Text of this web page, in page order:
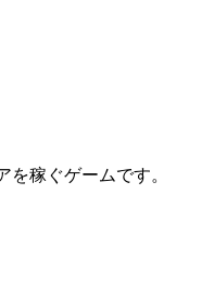
稼ぐゲームです。